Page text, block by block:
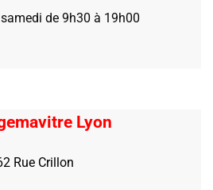
de 9h30 à 19h00
Lyon
Rue Crillon